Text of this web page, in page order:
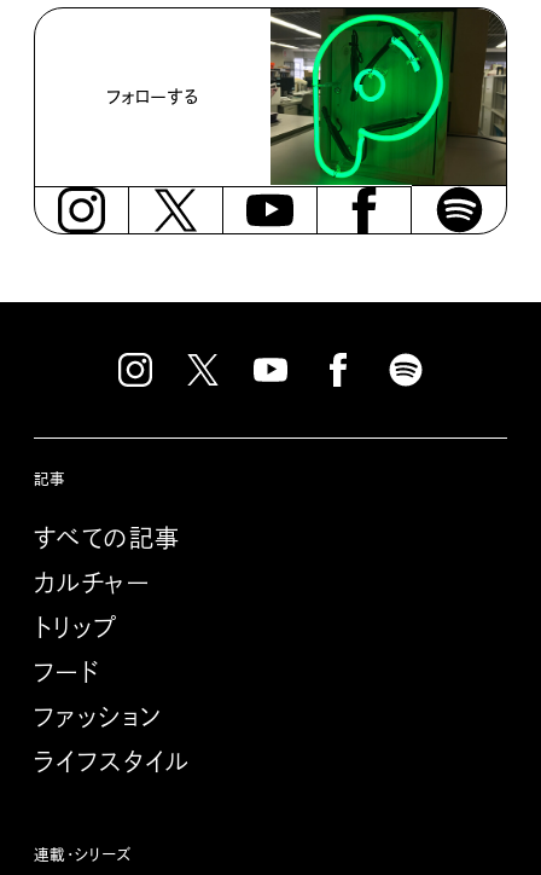
フォローする
記事
すべての記事
カルチャー
トリップ
フード
ファッション
ライフスタイル
連載・シリーズ